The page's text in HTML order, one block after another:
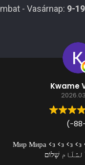
- Vasárnap: 9-
Kwame
(-
Мир Мира <з <з <з <з
שָׁלוֹם